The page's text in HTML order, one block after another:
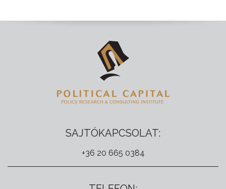
SAJTÓKAPCSOLAT:
+36 20 665 0384